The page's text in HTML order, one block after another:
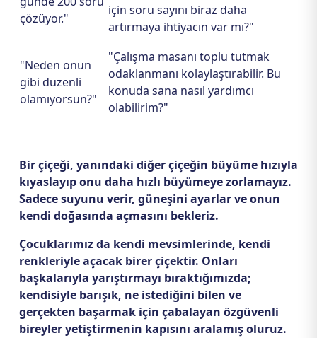
çözüyor."
için soru sayını biraz daha
artırmaya ihtiyacın var mı?"
"Neden onun
gibi düzenli
olamıyorsun?"
"Çalışma masanı toplu tutmak
odaklanmanı kolaylaştırabilir. Bu
konuda sana nasıl yardımcı
olabilirim?"
Bir çiçeği, yanındaki diğer çiçeğin büyüme hızıyla
kıyaslayıp onu daha hızlı büyümeye zorlamayız.
Sadece suyunu verir, güneşini ayarlar ve onun
kendi doğasında açmasını bekleriz.
Çocuklarımız da kendi mevsimlerinde, kendi
renkleriyle açacak birer çiçektir. Onları
başkalarıyla yarıştırmayı bıraktığımızda;
kendisiyle barışık, ne istediğini bilen ve
gerçekten başarmak için çabalayan özgüvenli
bireyler yetiştirmenin kapısını aralamış oluruz.